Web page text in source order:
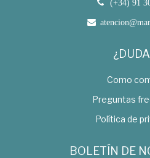
(+34) 91
Como
Preguntas
Política de
BOLETÍN DE